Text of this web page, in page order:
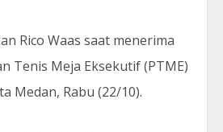
Rico Waas saat menerima
Tenis Meja Eksekutif (PTME)
Medan, Rabu (22/10).